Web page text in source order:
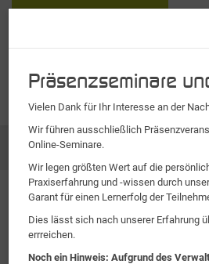
Kontakt
Präsenzseminare
Vielen Dank für Ihr Interesse an der
Wir führen ausschließlich
Online-Seminare.
Wir legen größten Wert auf die
Praxiserfahrung und -wissen durch
Garant für einen Lernerfolg der
Dies lässt sich nach unserer Erfahrung
errreichen.
Noch ein Hinweis: Aufgrund des